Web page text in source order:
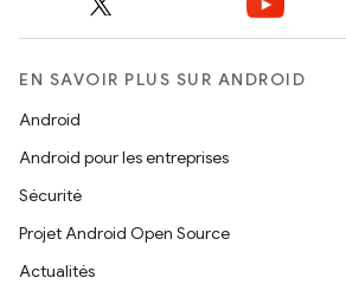
EN SAVOIR PLUS SUR ANDROID
Android
Android pour les entreprises
Sécurité
Projet Android Open Source
Actualités